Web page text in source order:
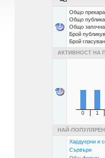
Общо
Общо
Общо
Брой
Брой
АКТИВНОСТ НА
0 1
НАЙ-
Хардуерни и
Сървъри